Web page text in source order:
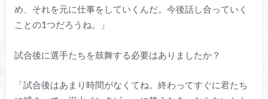
め、それを元に仕事をしていくんだ。今後話し合っていく
ことの1つだろうね。」
試合後に選手たちを鼓舞する必要はありましたか？
「試合後はあまり時間がなくてね。終わってすぐに君たち